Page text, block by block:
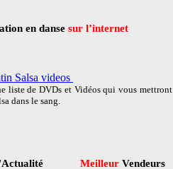
Salsa videos
liste de DVDs et Vidéos qui vous mettront
dans le sang.
Meilleur Vendeurs
en danse sur l’internet